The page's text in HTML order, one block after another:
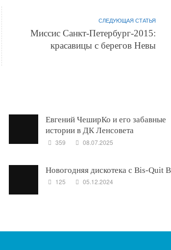
СЛЕДУЮЩАЯ СТАТЬЯ
Миссис Санкт-Петербург-2015:
красавицы с берегов Невы
Евгений ЧеширКо и его забавные
истории в ДК Ленсовета
359 08.07.2025
Новогодняя дискотека с Bis-Quit
125 05.12.2024